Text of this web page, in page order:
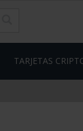
TARJETAS